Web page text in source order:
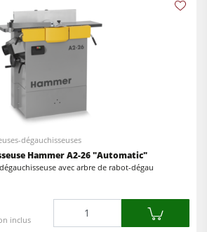
toupies
à 5 fonctions
CNC
bande et ponceuses de chants
et ponceuse à brosse
CNC
chants
dégauchisseuses
Hammer A2-26 "Automatic"
avec arbre de rabot-dégau
inclus